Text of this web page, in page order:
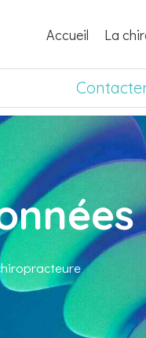
Accueil La